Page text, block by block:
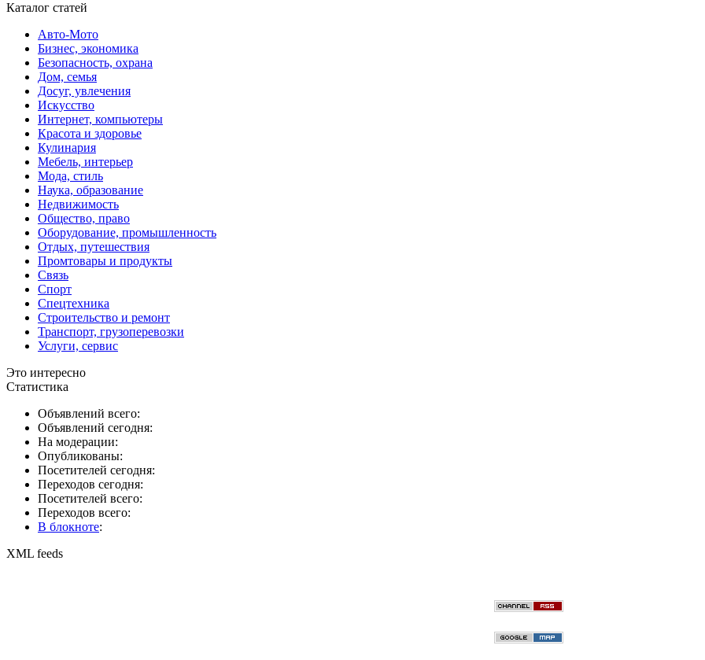
Каталог статей
Авто-Мото
Бизнес, экономика
Безопасность, охрана
Дом, семья
Досуг, увлечения
Искусство
Интернет, компьютеры
Красота и здоровье
Кулинария
Мебель, интерьер
Мода, стиль
Наука, образование
Недвижимость
Общество, право
Оборудование, промышленность
Отдых, путешествия
Промтовары и продукты
Связь
Спорт
Спецтехника
Строительство и ремонт
Транспорт, грузоперевозки
Услуги, сервис
Это интересно
Статистика
Объявлений всего:
Объявлений сегодня:
На модерации:
Опубликованы:
Посетителей сегодня:
Переходов сегодня:
Посетителей всего:
Переходов всего:
В блокноте:
XML feeds